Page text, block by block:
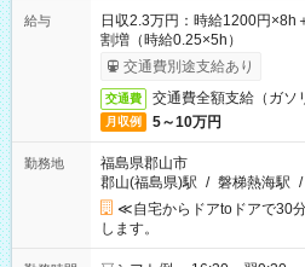
給与
日収2.3万円：時給1200円×8h
割増（時給0.25×5h）
交通費別途支給あり
交通費 交通費全額支給（ガソ
月収例 5～10万円
勤務地
福島県郡山市
郡山(福島県)駅 / 磐梯熱海駅 /
≪自宅からドアtoドアで30
します。